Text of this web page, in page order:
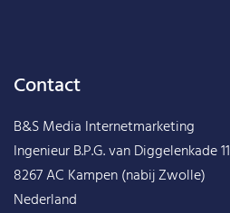
Contact
B&S Media Internetmarketing
Ingenieur B.P.G. van Diggelenkade 11
8267 AC Kampen (nabij Zwolle)
Nederland